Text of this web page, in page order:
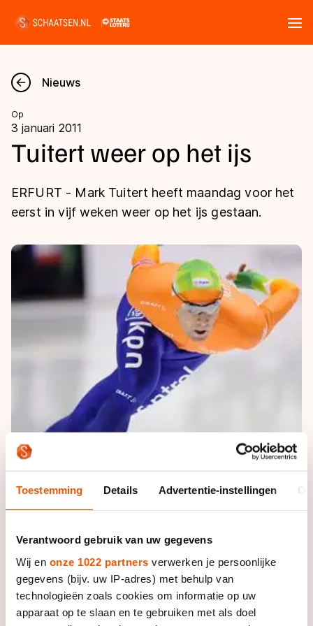
Toestemming Details Advertentie-instellingen
Verantwoord gebruik van uw gegevens
Wij en onze 1022 partners verwerken je persoonlijke
gegevens (bijv. uw IP-adres) met behulp van
technologieën zoals cookies om informatie op uw
apparaat op te slaan en te gebruiken met als doel
Nieuws
Kalender
Marathon
Shorttrack
Uitslagen
Langebaan
Marathon
Tijden & historie
Ranglijsten Langebaan
Persoonlijke records & tijden
Inschrijven wedstrijden
Algemene Nederlandse Schaatstijd
Deze zomer de weg op
Waar kan ik schaatsen en skaten?
Schaatsfans
Alles voor jou als schaatsfan
Evenementen
Tickets
Livestreams
Word schaatsfan!
Olympische Spelen
Medaille overzicht
Medaillespiegel
Olympische uitslagen
Van Jong tot Goud verhalen
Nieuws
Op
3 januari 2011
Tuitert weer op het ijs
ERFURT - Mark Tuitert heeft maandag voor het
eerst in vijf weken weer op het ijs gestaan.
Mark Tuitert tijdens de World Cup in Heerenveen in
november 2010
De olympisch kampioen sukkelde sinds eind november